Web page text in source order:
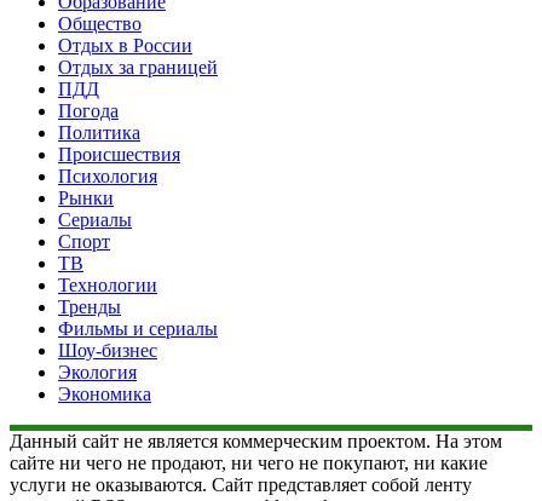
Общество
Отдых в России
Отдых за границей
ПДД
Погода
Политика
Происшествия
Психология
Рынки
Сериалы
Спорт
ТВ
Технологии
Тренды
Фильмы и сериалы
Шоу-бизнес
Экология
Экономика
Данный сайт не является коммерческим проектом. На этом
сайте ни чего не продают, ни чего не покупают, ни какие
услуги не оказываются. Сайт представляет собой ленту